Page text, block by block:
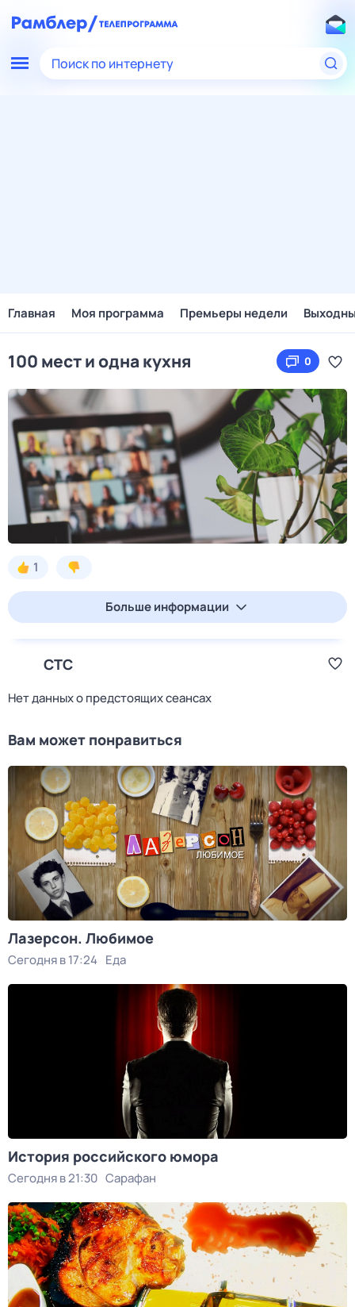
Поиск по интернету
Главная Моя программа Премьеры недели
100 мест и одна кухня 0
1
Больше информации
СТС
Нет данных о предстоящих сеансах
Вам может понравиться
Лазерсон. Любимое
Сегодня в 17:24 Еда
История российского юмора
Сегодня в 21:30 Сарафан